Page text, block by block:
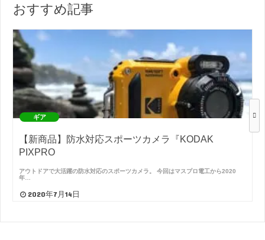
おすすめ記事
ギア
【新商品】防水対応スポーツカメラ『KODAK
PIXPRO
アウトドアで大活躍の防水対応のスポーツカメラ。 今回はマスプロ電工から2020
年…
2020年7月14日